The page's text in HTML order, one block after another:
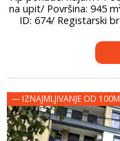
na upit/ Površina: 945
ID: 674/ Registarski
— IZNAJMLJIVANJE OD